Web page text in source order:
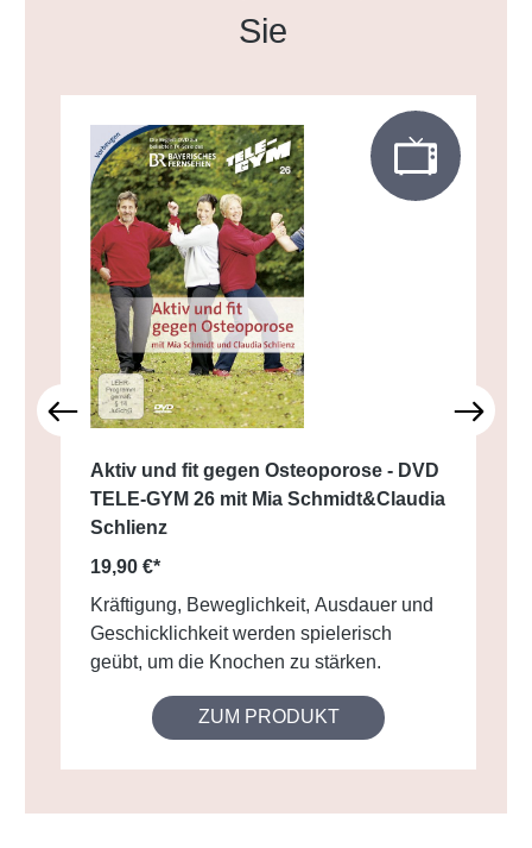
Sie
Aktiv und fit gegen Osteoporose - DVD
TELE-GYM 26 mit Mia Schmidt&Claudia
Schlienz
19,90 €*
Kräftigung, Beweglichkeit, Ausdauer und
Geschicklichkeit werden spielerisch
geübt, um die Knochen zu stärken.
ZUM PRODUKT